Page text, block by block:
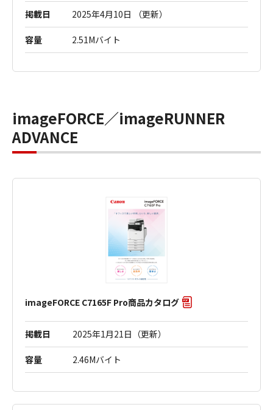
掲載日 2025年4月10日 （更新）
容量 2.51Mバイト
imageFORCE／imageRUNNER
ADVANCE
imageFORCE C7165F Pro商品カタログ
掲載日 2025年1月21日（更新）
容量 2.46Mバイト